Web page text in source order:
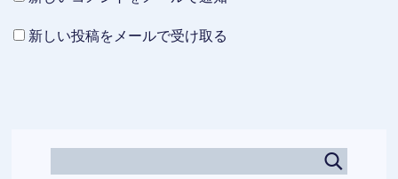
新しい投稿をメールで受け取る